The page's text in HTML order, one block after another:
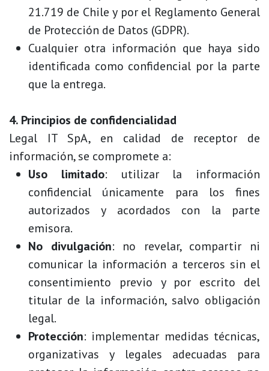
21.719 de Chile y por el Reglamento General
de Protección de Datos (GDPR).
Cualquier otra información que haya sido
identificada como confidencial por la parte
que la entrega.
4. Principios de confidencialidad
Legal IT SpA, en calidad de receptor de
información, se compromete a:
Uso limitado: utilizar la información
confidencial únicamente para los fines
autorizados y acordados con la parte
emisora.
No divulgación: no revelar, compartir ni
comunicar la información a terceros sin el
consentimiento previo y por escrito del
titular de la información, salvo obligación
legal.
Protección: implementar medidas técnicas,
organizativas y legales adecuadas para